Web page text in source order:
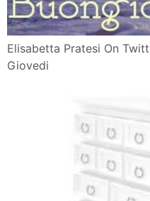
Elisabetta Pratesi On
Giovedi